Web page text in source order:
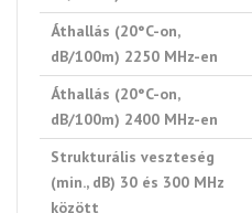
Áthallás (20°C-on,
dB/100m) 2250 MHz-en
Áthallás (20°C-on,
dB/100m) 2400 MHz-en
Strukturális veszteség
(min., dB) 30 és 300 MHz
között